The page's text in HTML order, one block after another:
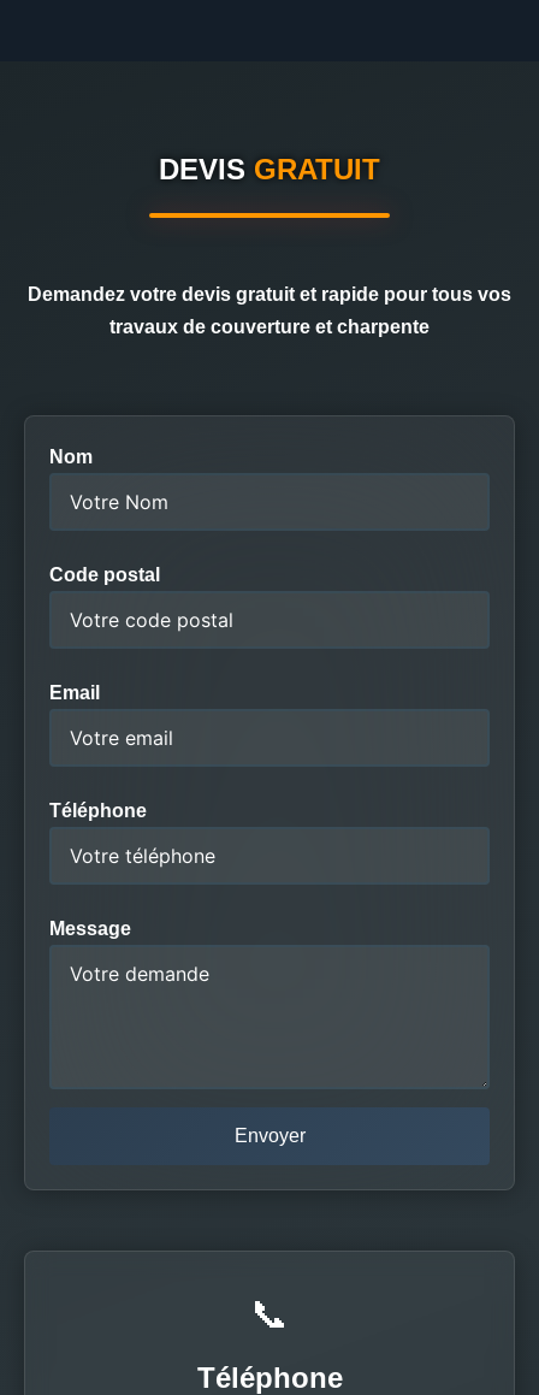
DEVIS GRATUIT
Demandez votre devis gratuit et rapide pour tous vos
travaux de couverture et charpente
Nom
Code postal
Email
Téléphone
Message
📞
Téléphone